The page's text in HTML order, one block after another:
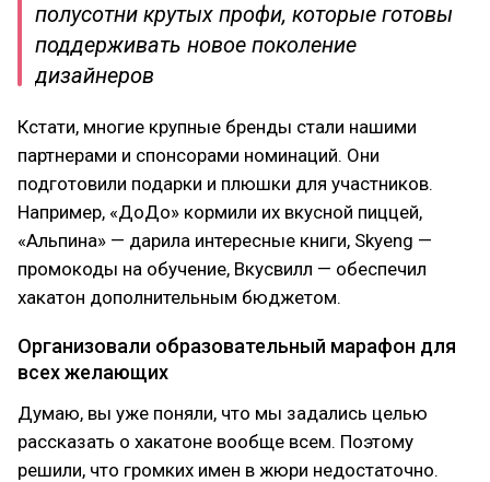
полусотни крутых профи, которые готовы
поддерживать новое поколение
дизайнеров
Кстати, многие крупные бренды стали нашими
партнерами и спонсорами номинаций. Они
подготовили подарки и плюшки для участников.
Например, «ДоДо» кормили их вкусной пиццей,
«Альпина» — дарила интересные книги, Skyeng —
промокоды на обучение, Вкусвилл — обеспечил
хакатон дополнительным бюджетом.
Организовали образовательный марафон для
всех желающих
Думаю, вы уже поняли, что мы задались целью
рассказать о хакатоне вообще всем. Поэтому
решили, что громких имен в жюри недостаточно.